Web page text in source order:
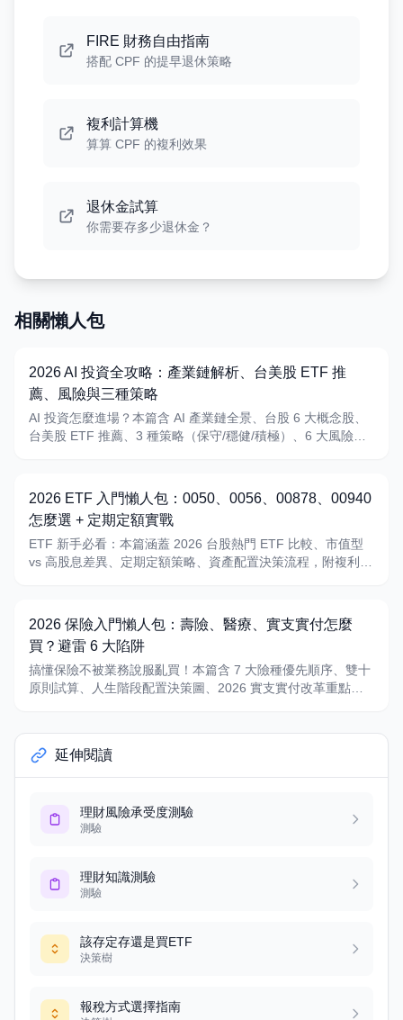
FIRE 財務自由指南
搭配 CPF 的提早退休策略
複利計算機
算算 CPF 的複利效果
退休金試算
你需要存多少退休金？
相關懶人包
2026 AI 投資全攻略：產業鏈解析、台美股 ETF 推
薦、風險與三種策略
AI 投資怎麼進場？本篇含 AI 產業鏈全景、台股 6 大概念股、
台美股 ETF 推薦、3 種策略（保守/穩健/積極）、6 大風險與
2026 ETF 入門懶人包：0050、0056、00878、00940
怎麼選 + 定期定額實戰
ETF 新手必看：本篇涵蓋 2026 台股熱門 ETF 比較、市值型
vs 高股息差異、定期定額策略、資產配置決策流程，附複利成
2026 保險入門懶人包：壽險、醫療、實支實付怎麼
買？避雷 6 大陷阱
搞懂保險不被業務說服亂買！本篇含 7 大險種優先順序、雙十
原則試算、人生階段配置決策圖、2026 實支實付改革重點，
延伸閱讀
理財風險承受度測驗
測驗
理財知識測驗
測驗
該存定存還是買ETF
決策樹
報稅方式選擇指南